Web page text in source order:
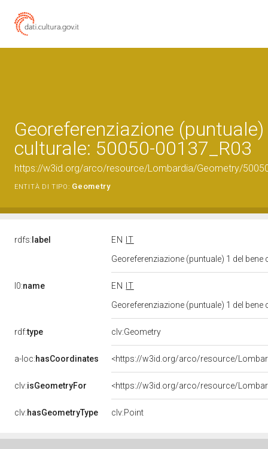
Georeferenziazione
culturale: 50050-00137_R03
https://w3id.org/arco/resource/Lombardia/Geometry/
ENTITÀ DI TIPO: Geometry
rdfs: label EN
IT
Georeferenziazione (puntuale) 1 del
l0:name EN
IT
Georeferenziazione (puntuale) 1 del
rdf:type clv:Geometry
a-loc:hasCoordinates <https://w3id.org/arco/resource/
clv:isGeometryFor <https://w3id.org/arco/resource/
clv:hasGeometryType clv:Point